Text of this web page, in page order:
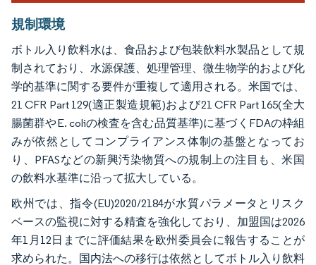
規制環境
ボトル入り飲料水は、食品および包装飲料水製品として規
制されており、水源保護、処理管理、微生物学的および化
学的基準に関する要件が重複して適用される。米国では、
21 CFR Part 129(適正製造規範)および21 CFR Part 165(全大
腸菌群やE. coliの検査を含む品質基準)に基づくFDAの枠組
みが依然としてコンプライアンス体制の基盤となってお
り、PFASなどの新興汚染物質への規制上の注目も、米国
の飲料水基準に沿って拡大している。
欧州では、指令(EU)2020/2184が水質パラメータとリスク
ベースの監視に対する精査を強化しており、加盟国は2026
年1月12日までに評価結果を欧州委員会に報告することが
求められた。国内法への移行は依然としてボトル入り飲料